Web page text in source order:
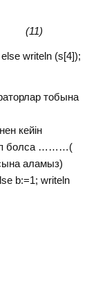
(11)
else writeln (s[4]);
тобына
кейін
болса ………(
аламыз)
b:=1; writeln